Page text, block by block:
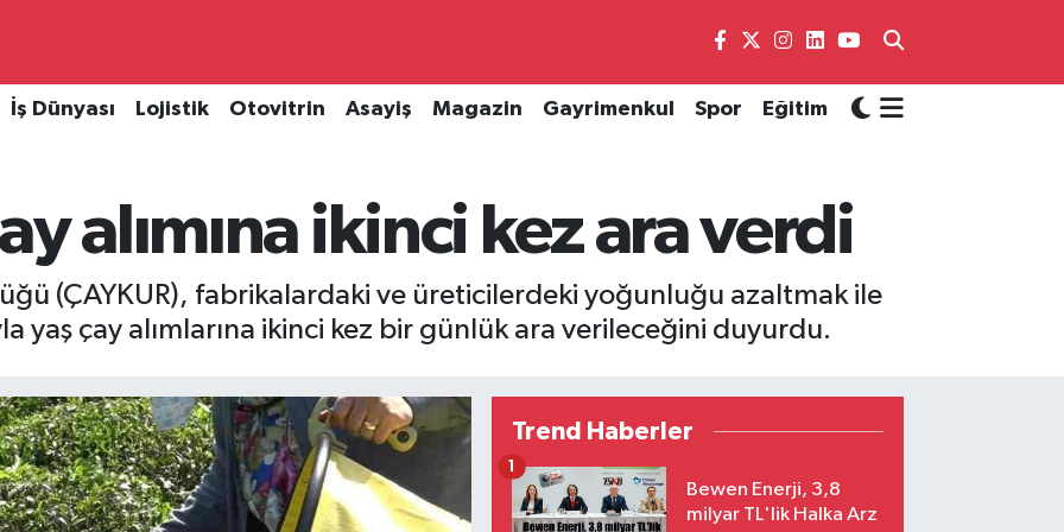
İş Dünyası Lojistik Otovitrin Asayiş Magazin Gayrimenkul Spor Eğitim
alımına ikinci kez ara verdi
(ÇAYKUR), fabrikalardaki ve üreticilerdeki yoğunluğu azaltmak ile
yaş çay alımlarına ikinci kez bir günlük ara verileceğini duyurdu.
Trend Haberler
Bewen Enerji, 3,8
milyar TL'lik Halka Arz
1